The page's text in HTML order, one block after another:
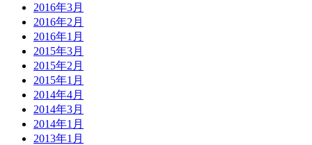
2016年3月
2016年2月
2016年1月
2015年3月
2015年2月
2015年1月
2014年4月
2014年3月
2014年1月
2013年1月